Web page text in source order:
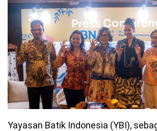
Yayasan Batik Indonesia (YBI),